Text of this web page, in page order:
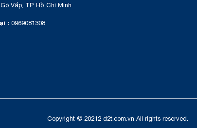
Vấp, TP. Hồ Chí Minh
: 0969081308
Copyright © 20212 d2t.com.vn All rights reserved.